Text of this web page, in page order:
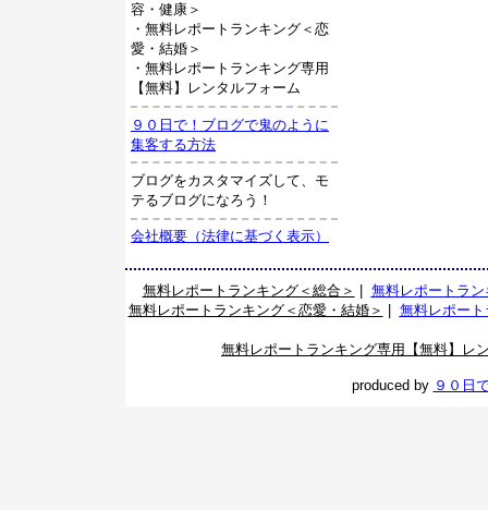
容・健康＞
・無料レポートランキング＜恋
愛・結婚＞
・無料レポートランキング専用
【無料】レンタルフォーム
９０日で！ブログで鬼のように
集客する方法
ブログをカスタマイズして、モ
テるブログになろう！
会社概要（法律に基づく表示）
無料レポートランキング＜総合＞
無料レポートラ
無料レポートランキング＜恋愛・結婚＞
無料レポー
無料レポートランキング専用【無料】レ
produced by ９０日